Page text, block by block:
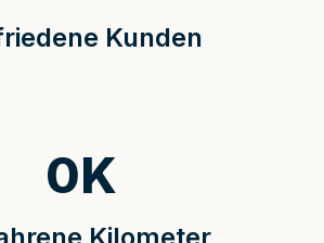
Kunden
0K